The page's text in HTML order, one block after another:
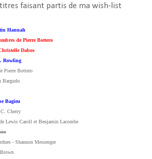
faisant partis de ma wish-list
Hannah
de Pierre Bottero
Dabos
Rowling
Pierre Bottero
Bagieu
Cherry
Lewis Caroll et Benjamin Lacombe
- Shannon Messenger